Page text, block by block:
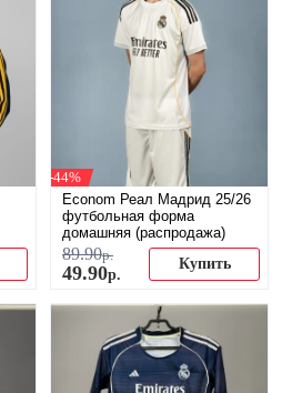
-44%
Econom Реал Мадрид 25/26
футбольная форма
домашняя (распродажа)
89.90р.
49.90р.
Купить